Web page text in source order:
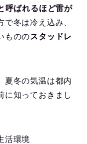
呼ばれるほど雷が
冬は冷え込み、
もののスタッドレ
夏冬の気温は都内
に知っておきまし
活環境